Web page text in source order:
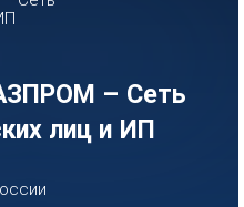
– Сеть
лиц и ИП